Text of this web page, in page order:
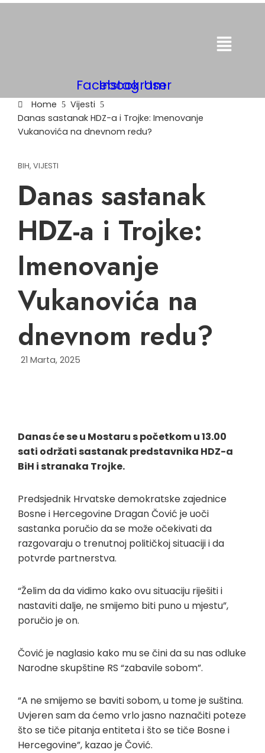
Menu
Facebook
Instagram
User
Home
Vijesti
Danas sastanak HDZ-a i Trojke: Imenovanje
Vukanovića na dnevnom redu?
BIH, VIJESTI
Danas sastanak
HDZ-a i Trojke:
Imenovanje
Vukanovića na
dnevnom redu?
21 Marta, 2025
Danas će se u Mostaru s početkom u 13.00
sati održati sastanak predstavnika HDZ-a
BiH i stranaka Trojke.
Predsjednik Hrvatske demokratske zajednice
Bosne i Hercegovine Dragan Čović je uoči
sastanka poručio da se može očekivati da
razgovaraju o trenutnoj političkoj situaciji i da
potvrde partnerstva.
“Želim da da vidimo kako ovu situaciju riješiti i
nastaviti dalje, ne smijemo biti puno u mjestu”,
poručio je on.
Čović je naglasio kako mu se čini da su nas odluke
Narodne skupštine RS “zabavile sobom”.
“A ne smijemo se baviti sobom, u tome je suština.
Uvjeren sam da ćemo vrlo jasno naznačiti poteze
što se tiče pitanja entiteta i što se tiče Bosne i
Hercegovine”, kazao je Čović.